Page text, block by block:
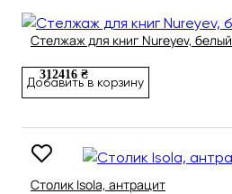
Стелжаж для книг Nureyev, белый
312416 ₴
Добавить в корзину
Столик Isola, антрацит